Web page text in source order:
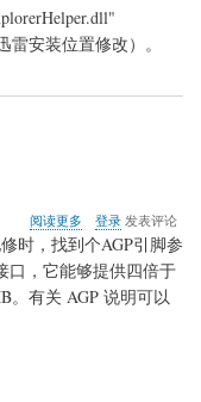
色
版
迅
雷安装位置修改）。
阅读更多
于
AGP
总
线
登录发表评论
时，找到个AGP引脚参
口，它能够提供四倍于
。有关 AGP 说明可以